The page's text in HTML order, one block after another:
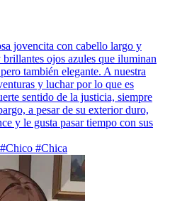
jovencita con cabello largo y
ojos azules que iluminan
también elegante. A nuestra
y luchar por lo que es
sentido de la justicia, siempre
a pesar de su exterior duro,
y le gusta pasar tiempo con sus
#Chica